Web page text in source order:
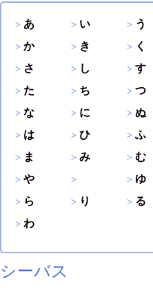
あ い う
か
き く
さ
し す
た
ち つ
な
に ぬ
は
ひ ふ
ま
み む
や
ゆ
ら
り る
わ
シーバス